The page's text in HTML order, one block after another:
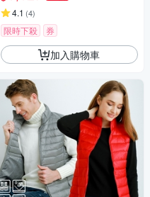
4.1 (4)
限時下殺 券
加入購物車